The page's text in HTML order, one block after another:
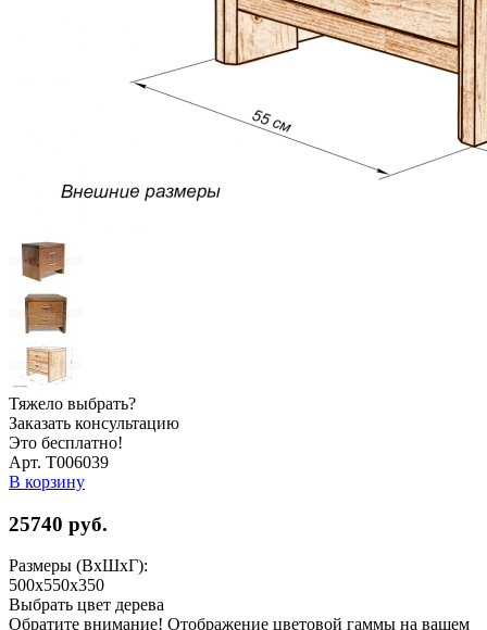
Тяжело выбрать?
Заказать консультацию
Это бесплатно!
Арт. Т006039
В корзину
25740 руб.
Размеры (ВхШхГ):
500х550х350
Выбрать цвет дерева
Обратите внимание! Отображение цветовой гаммы на вашем